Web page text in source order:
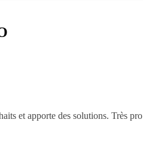
et apporte des solutions. Très pro